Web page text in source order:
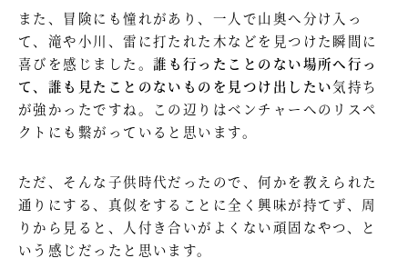
また、冒険にも憧れがあり、一人で山奥へ分け入っ
て、滝や小川、雷に打たれた木などを見つけた瞬間に
喜びを感じました。誰も行ったことのない場所へ行っ
て、誰も見たことのないものを見つけ出したい気持ち
が強かったですね。この辺りはベンチャーへのリスペ
クトにも繋がっていると思います。
ただ、そんな子供時代だったので、何かを教えられた
通りにする、真似をすることに全く興味が持てず、周
りから見ると、人付き合いがよくない頑固なやつ、と
いう感じだったと思います。